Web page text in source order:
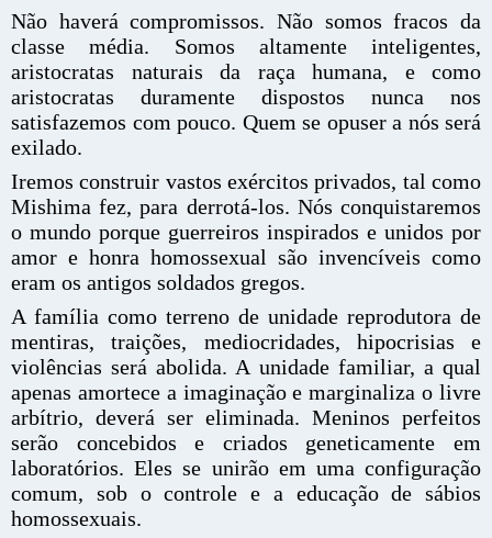
Não haverá compromissos. Não somos fracos da
classe média. Somos altamente inteligentes,
aristocratas naturais da raça humana, e como
aristocratas duramente dispostos nunca nos
satisfazemos com pouco. Quem se opuser a nós será
exilado.
Iremos construir vastos exércitos privados, tal como
Mishima fez, para derrotá-los. Nós conquistaremos
o mundo porque guerreiros inspirados e unidos por
amor e honra homossexual são invencíveis como
eram os antigos soldados gregos.
A família como terreno de unidade reprodutora de
mentiras, traições, mediocridades, hipocrisias e
violências será abolida. A unidade familiar, a qual
apenas amortece a imaginação e marginaliza o livre
arbítrio, deverá ser eliminada. Meninos perfeitos
serão concebidos e criados geneticamente em
laboratórios. Eles se unirão em uma configuração
comum, sob o controle e a educação de sábios
homossexuais.